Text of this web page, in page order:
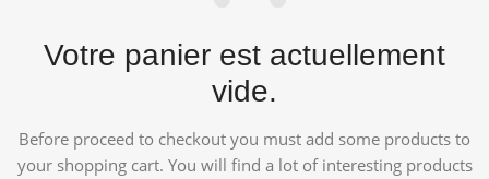
Votre panier est actuellement
vide.
Before proceed to checkout you must add some products to
your shopping cart. You will find a lot of interesting products